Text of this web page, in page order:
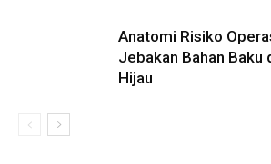
Anatomi Risiko
Jebakan Bahan Baku
Hijau